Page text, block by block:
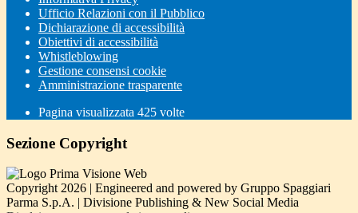
Ufficio Relazioni con il Pubblico
Dichiarazione di accessibilità
Obiettivi di accessibilità
Whistleblowing
Gestione consensi cookie
Amministrazione trasparente
Pagina visualizzata 425 volte
Sezione Copyright
Copyright 2026 | Engineered and powered by Gruppo Spaggiari
Parma S.p.A. | Divisione Publishing & New Social Media